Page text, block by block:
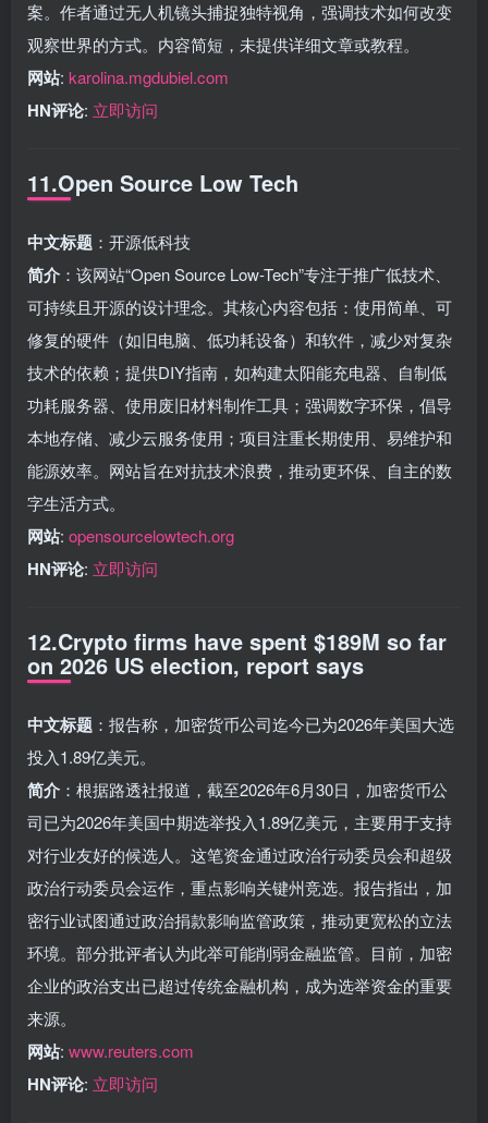
案。作者通过无人机镜头捕捉独特视角，强调技术如何改变
观察世界的方式。内容简短，未提供详细文章或教程。
网站: karolina.mgdubiel.com
HN评论: 立即访问
11.Open Source Low Tech
中文标题 ：开源低科技
简介 ：该网站“Open Source Low-Tech”专注于推广低技术、
可持续且开源的设计理念。其核心内容包括：使用简单、可
修复的硬件（如旧电脑、低功耗设备）和软件，减少对复杂
技术的依赖；提供DIY指南，如构建太阳能充电器、自制低
功耗服务器、使用废旧材料制作工具；强调数字环保，倡导
本地存储、减少云服务使用；项目注重长期使用、易维护和
能源效率。网站旨在对抗技术浪费，推动更环保、自主的数
字生活方式。
网站: opensourcelowtech.org
HN评论: 立即访问
12.Crypto firms have spent $189M so far
on 2026 US election, report says
中文标题 ：报告称，加密货币公司迄今已为2026年美国大选
投入1.89亿美元。
简介 ：根据路透社报道，截至2026年6月30日，加密货币公
司已为2026年美国中期选举投入1.89亿美元，主要用于支持
对行业友好的候选人。这笔资金通过政治行动委员会和超级
政治行动委员会运作，重点影响关键州竞选。报告指出，加
密行业试图通过政治捐款影响监管政策，推动更宽松的立法
环境。部分批评者认为此举可能削弱金融监管。目前，加密
企业的政治支出已超过传统金融机构，成为选举资金的重要
来源。
网站: www.reuters.com
HN评论: 立即访问